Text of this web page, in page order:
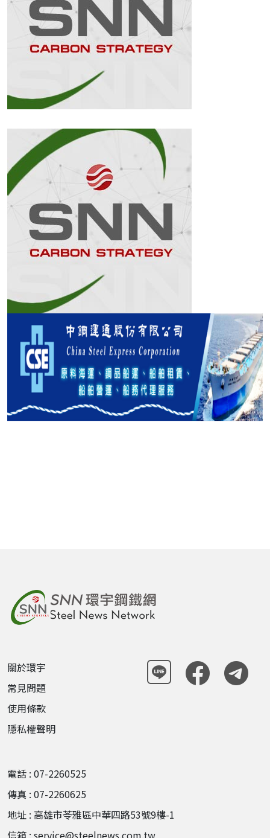
關於環宇
常見問題
使用條款
隱私權聲明
電話 : 07-2260525
傳真 : 07-2260625
地址 : 高雄市苓雅區中華四路53號9樓-1
信箱 : service@steelnews.com.tw